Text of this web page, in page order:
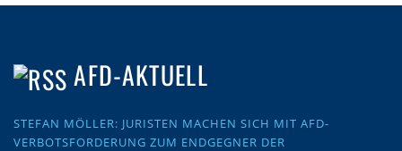
AFD-AKTUELL
STEFAN MÖLLER: JURISTEN MACHEN SICH MIT AFD-
VERBOTSFORDERUNG ZUM ENDGEGNER DER